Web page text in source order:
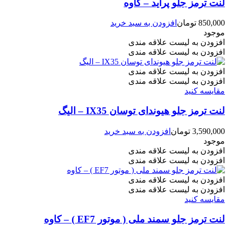
لنت ترمز جلو پراید – کاوه
850,000 تومان افزودن به سبد خرید
موجود
افزودن به لیست علاقه مندی
افزودن به لیست علاقه مندی
افزودن به لیست علاقه مندی
افزودن به لیست علاقه مندی
مقایسه کنید
لنت ترمز جلو هیوندای توسان IX35 – الیگ
3,590,000 تومان افزودن به سبد خرید
موجود
افزودن به لیست علاقه مندی
افزودن به لیست علاقه مندی
افزودن به لیست علاقه مندی
افزودن به لیست علاقه مندی
مقایسه کنید
لنت ترمز جلو سمند ملی ( موتور EF7 ) – کاوه